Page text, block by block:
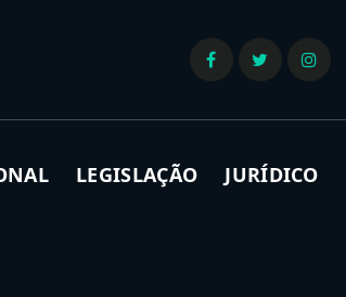
LEGISLAÇÃO JURÍDICO